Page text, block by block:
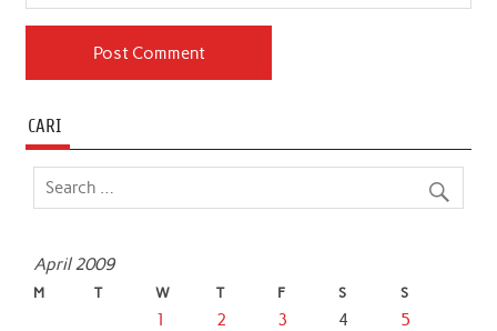
CARI
April 2009
M T W T F S S
1 2 3 4
5